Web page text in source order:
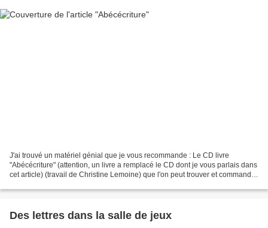
J'ai trouvé un matériel génial que je vous recommande : Le CD livre
"Abécécriture" (attention, un livre a remplacé le CD dont je vous parlais dans
cet article) (travail de Christine Lemoine) que l'on peut trouver et commander
Des lettres dans la salle de jeux